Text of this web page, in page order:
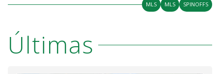
MLS MLS SPINOFFS
Últimas